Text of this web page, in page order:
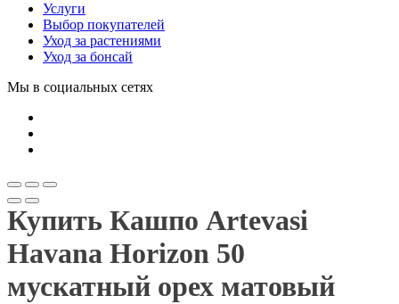
Услуги
Выбор покупателей
Уход за растениями
Уход за бонсай
Мы в социальных сетях
Купить Кашпо Artevasi
Havana Horizon 50
мускатный орех матовый